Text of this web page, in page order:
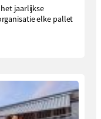
jaarlijkse
elke pallet